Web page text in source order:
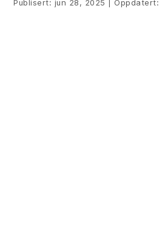
Publisert: jun 28, 2025 Oppdatert: